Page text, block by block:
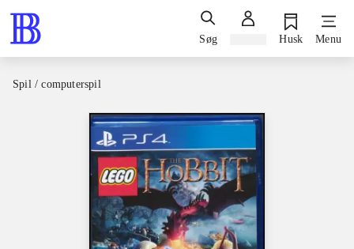
Søg Husk Menu
Spil / computerspil